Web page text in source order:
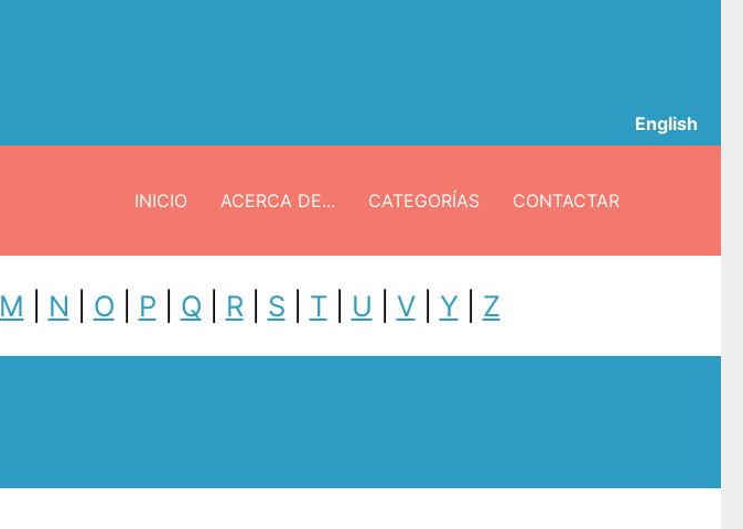
English
INICIO ACERCA DE... CATEGORÍAS CONTACTAR
M N O P Q R S T| U V| Y Z